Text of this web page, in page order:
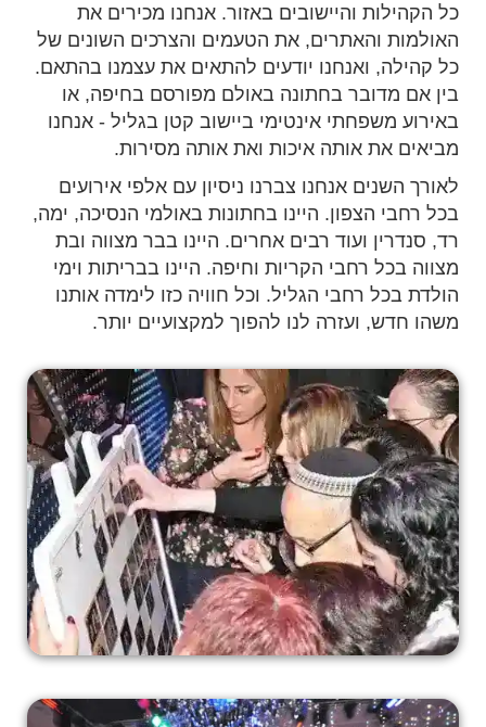
כל הקהילות והיישובים באזור. אנחנו מכירים את
האולמות והאתרים, את הטעמים והצרכים השונים של
כל קהילה, ואנחנו יודעים להתאים את עצמנו בהתאם.
בין אם מדובר בחתונה באולם מפורסם בחיפה, או
באירוע משפחתי אינטימי ביישוב קטן בגליל - אנחנו
מביאים את אותה איכות ואת אותה מסירות.
לאורך השנים אנחנו צברנו ניסיון עם אלפי אירועים
בכל רחבי הצפון. היינו בחתונות באולמי הנסיכה, ימה,
רד, סנדרין ועוד רבים אחרים. היינו בבר מצווה ובת
מצווה בכל רחבי הקריות וחיפה. היינו בבריתות וימי
הולדת בכל רחבי הגליל. וכל חוויה כזו לימדה אותנו
משהו חדש, ועזרה לנו להפוך למקצועיים יותר.